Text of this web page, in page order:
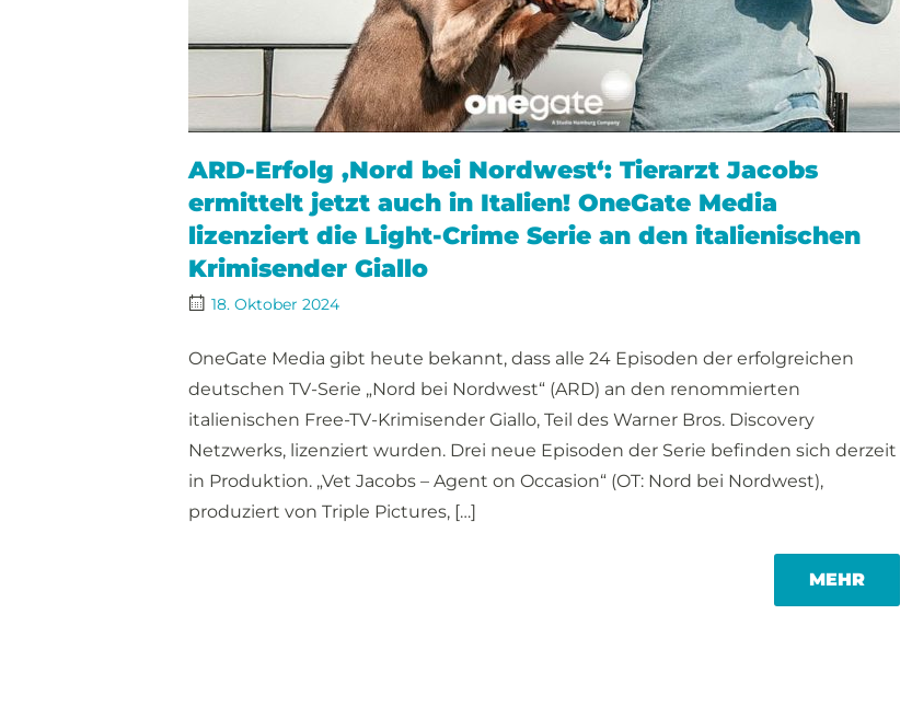
ARD-Erfolg ‚Nord bei Nordwest‘: Tierarzt Jacobs
ermittelt jetzt auch in Italien! OneGate Media
lizenziert die Light-Crime Serie an den italienischen
Krimisender Giallo
18. Oktober 2024
OneGate Media gibt heute bekannt, dass alle 24 Episoden der erfolgreichen
deutschen TV-Serie „Nord bei Nordwest“ (ARD) an den renommierten
italienischen Free-TV-Krimisender Giallo, Teil des Warner Bros. Discovery
Netzwerks, lizenziert wurden. Drei neue Episoden der Serie befinden sich derzeit
in Produktion. „Vet Jacobs – Agent on Occasion“ (OT: Nord bei Nordwest),
produziert von Triple Pictures, […]
MEHRMORE